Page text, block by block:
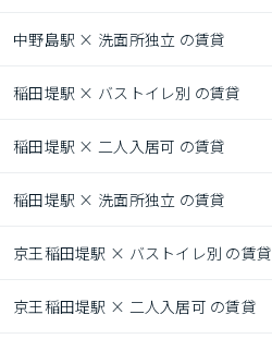
中野島駅 × 洗面所独立 の賃貸
稲田堤駅 × バストイレ別 の賃貸
稲田堤駅 × 二人入居可 の賃貸
稲田堤駅 × 洗面所独立 の賃貸
京王稲田堤駅 × バストイレ別 の賃貸
京王稲田堤駅 × 二人入居可 の賃貸